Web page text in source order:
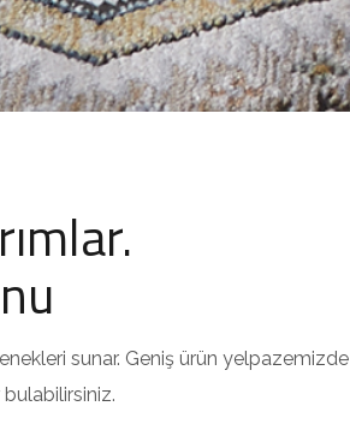
sunar. Geniş ürün yelpazemizde
bulabilirsiniz.